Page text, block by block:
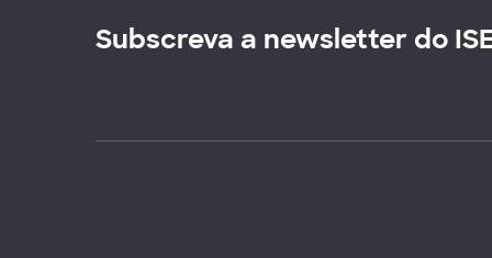
Subscreva a newsletter do